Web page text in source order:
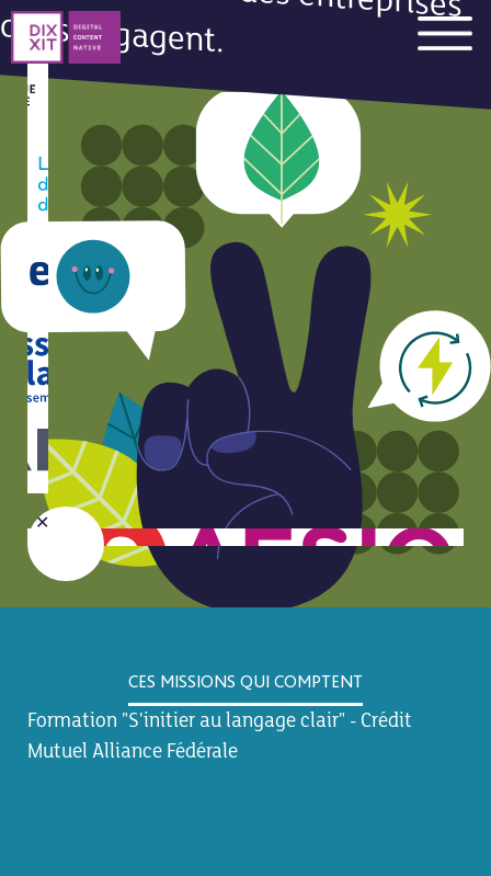
qui s'engagent.
CES MISSIONS QUI COMPTENT
Formation "S'initier au langage clair" - Crédit
Mutuel Alliance Fédérale